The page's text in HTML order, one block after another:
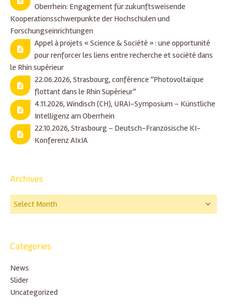
Oberrhein: Engagement für zukunftsweisende
Kooperationsschwerpunkte der Hochschulen und
Forschungseinrichtungen
Appel à projets « Science & Société » : une opportunité
pour renforcer les liens entre recherche et société dans
le Rhin supérieur
22.06.2026, Strasbourg, conférence “Photovoltaïque
flottant dans le Rhin Supérieur”
4.11.2026, Windisch (CH), URAI-Symposium – Künstliche
Intelligenz am Oberrhein
22.10.2026, Strasbourg – Deutsch-Französische KI-
Konferenz AIxIA
Archives
Categories
News
Slider
Uncategorized